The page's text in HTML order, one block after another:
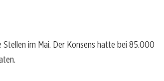
im Mai. Der Konsens hatte bei 85.000